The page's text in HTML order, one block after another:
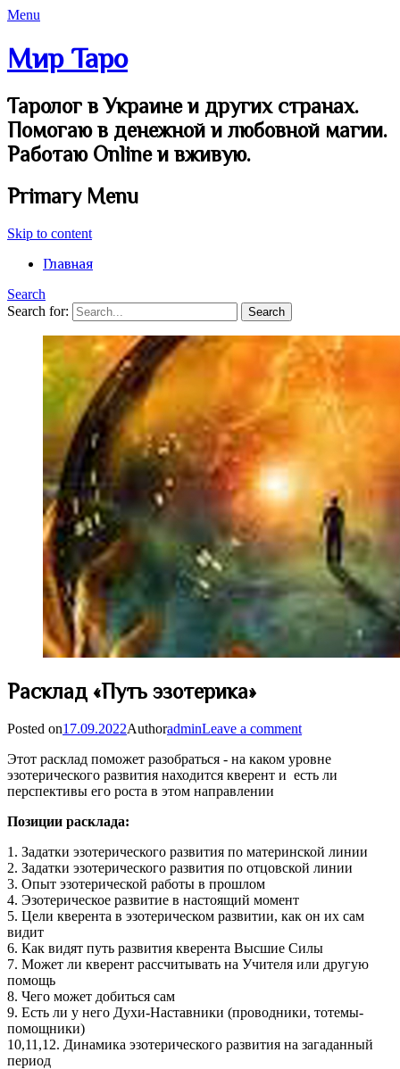
Menu
Мир Таро
Таролог в Украине и других странах.
Помогаю в денежной и любовной магии.
Работаю Online и вживую.
Primary Menu
Skip to content
Главная
Search
Search for:
Расклад «Путь эзотерика»
Posted on17.09.2022AuthoradminLeave a comment
Этот расклад поможет разобраться - на каком уровне
эзотерического развития находится кверент и есть ли
перспективы его роста в этом направлении
Позиции расклада:
1. Задатки эзотерического развития по материнской линии
2. Задатки эзотерического развития по отцовской линии
3. Опыт эзотерической работы в прошлом
4. Эзотерическое развитие в настоящий момент
5. Цели кверента в эзотерическом развитии, как он их сам
видит
6. Как видят путь развития кверента Высшие Силы
7. Может ли кверент рассчитывать на Учителя или другую
помощь
8. Чего может добиться сам
9. Есть ли у него Духи-Наставники (проводники, тотемы-
помощники)
10,11,12. Динамика эзотерического развития на загаданный
период